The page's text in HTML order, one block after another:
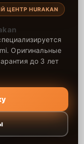
HURAKAN
Оригинальные
до 3 лет